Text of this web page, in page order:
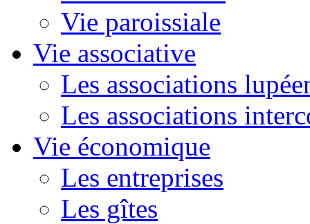
Vie paroissiale
Vie associative
Les associations
Les associations
Vie économique
Les entreprises
Les gîtes